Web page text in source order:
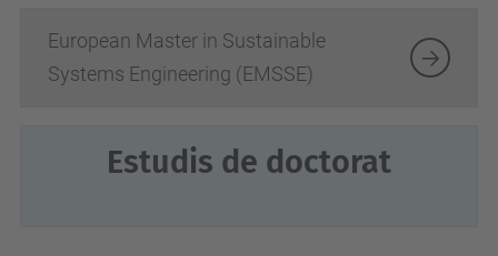
European Master in Sustainable
Systems Engineering (EMSSE)
Estudis de doctorat